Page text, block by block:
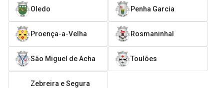
Oledo Penha Garcia
Proença-a-Velha Rosmaninhal
São Miguel de Acha Toulões
Zebreira e Segura